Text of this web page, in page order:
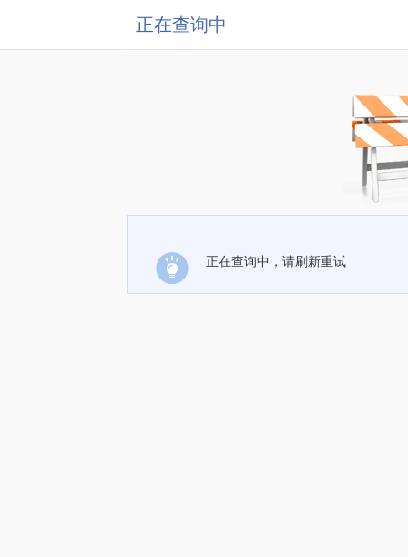
正在查询中
正在查询中，请刷新重试